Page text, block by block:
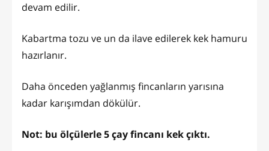
devam edilir.
Kabartma tozu ve un da ilave edilerek kek hamuru
hazırlanır.
Daha önceden yağlanmış fincanların yarısına
kadar karışımdan dökülür.
Not: bu ölçülerle 5 çay fincanı kek çıktı.